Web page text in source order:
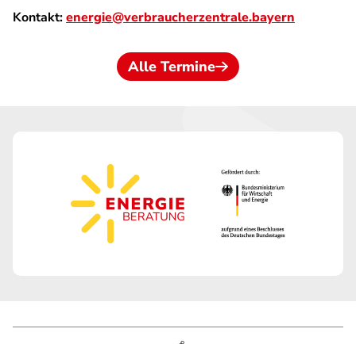
Kontakt:energie@verbraucherzentrale.bayern
Alle Termine